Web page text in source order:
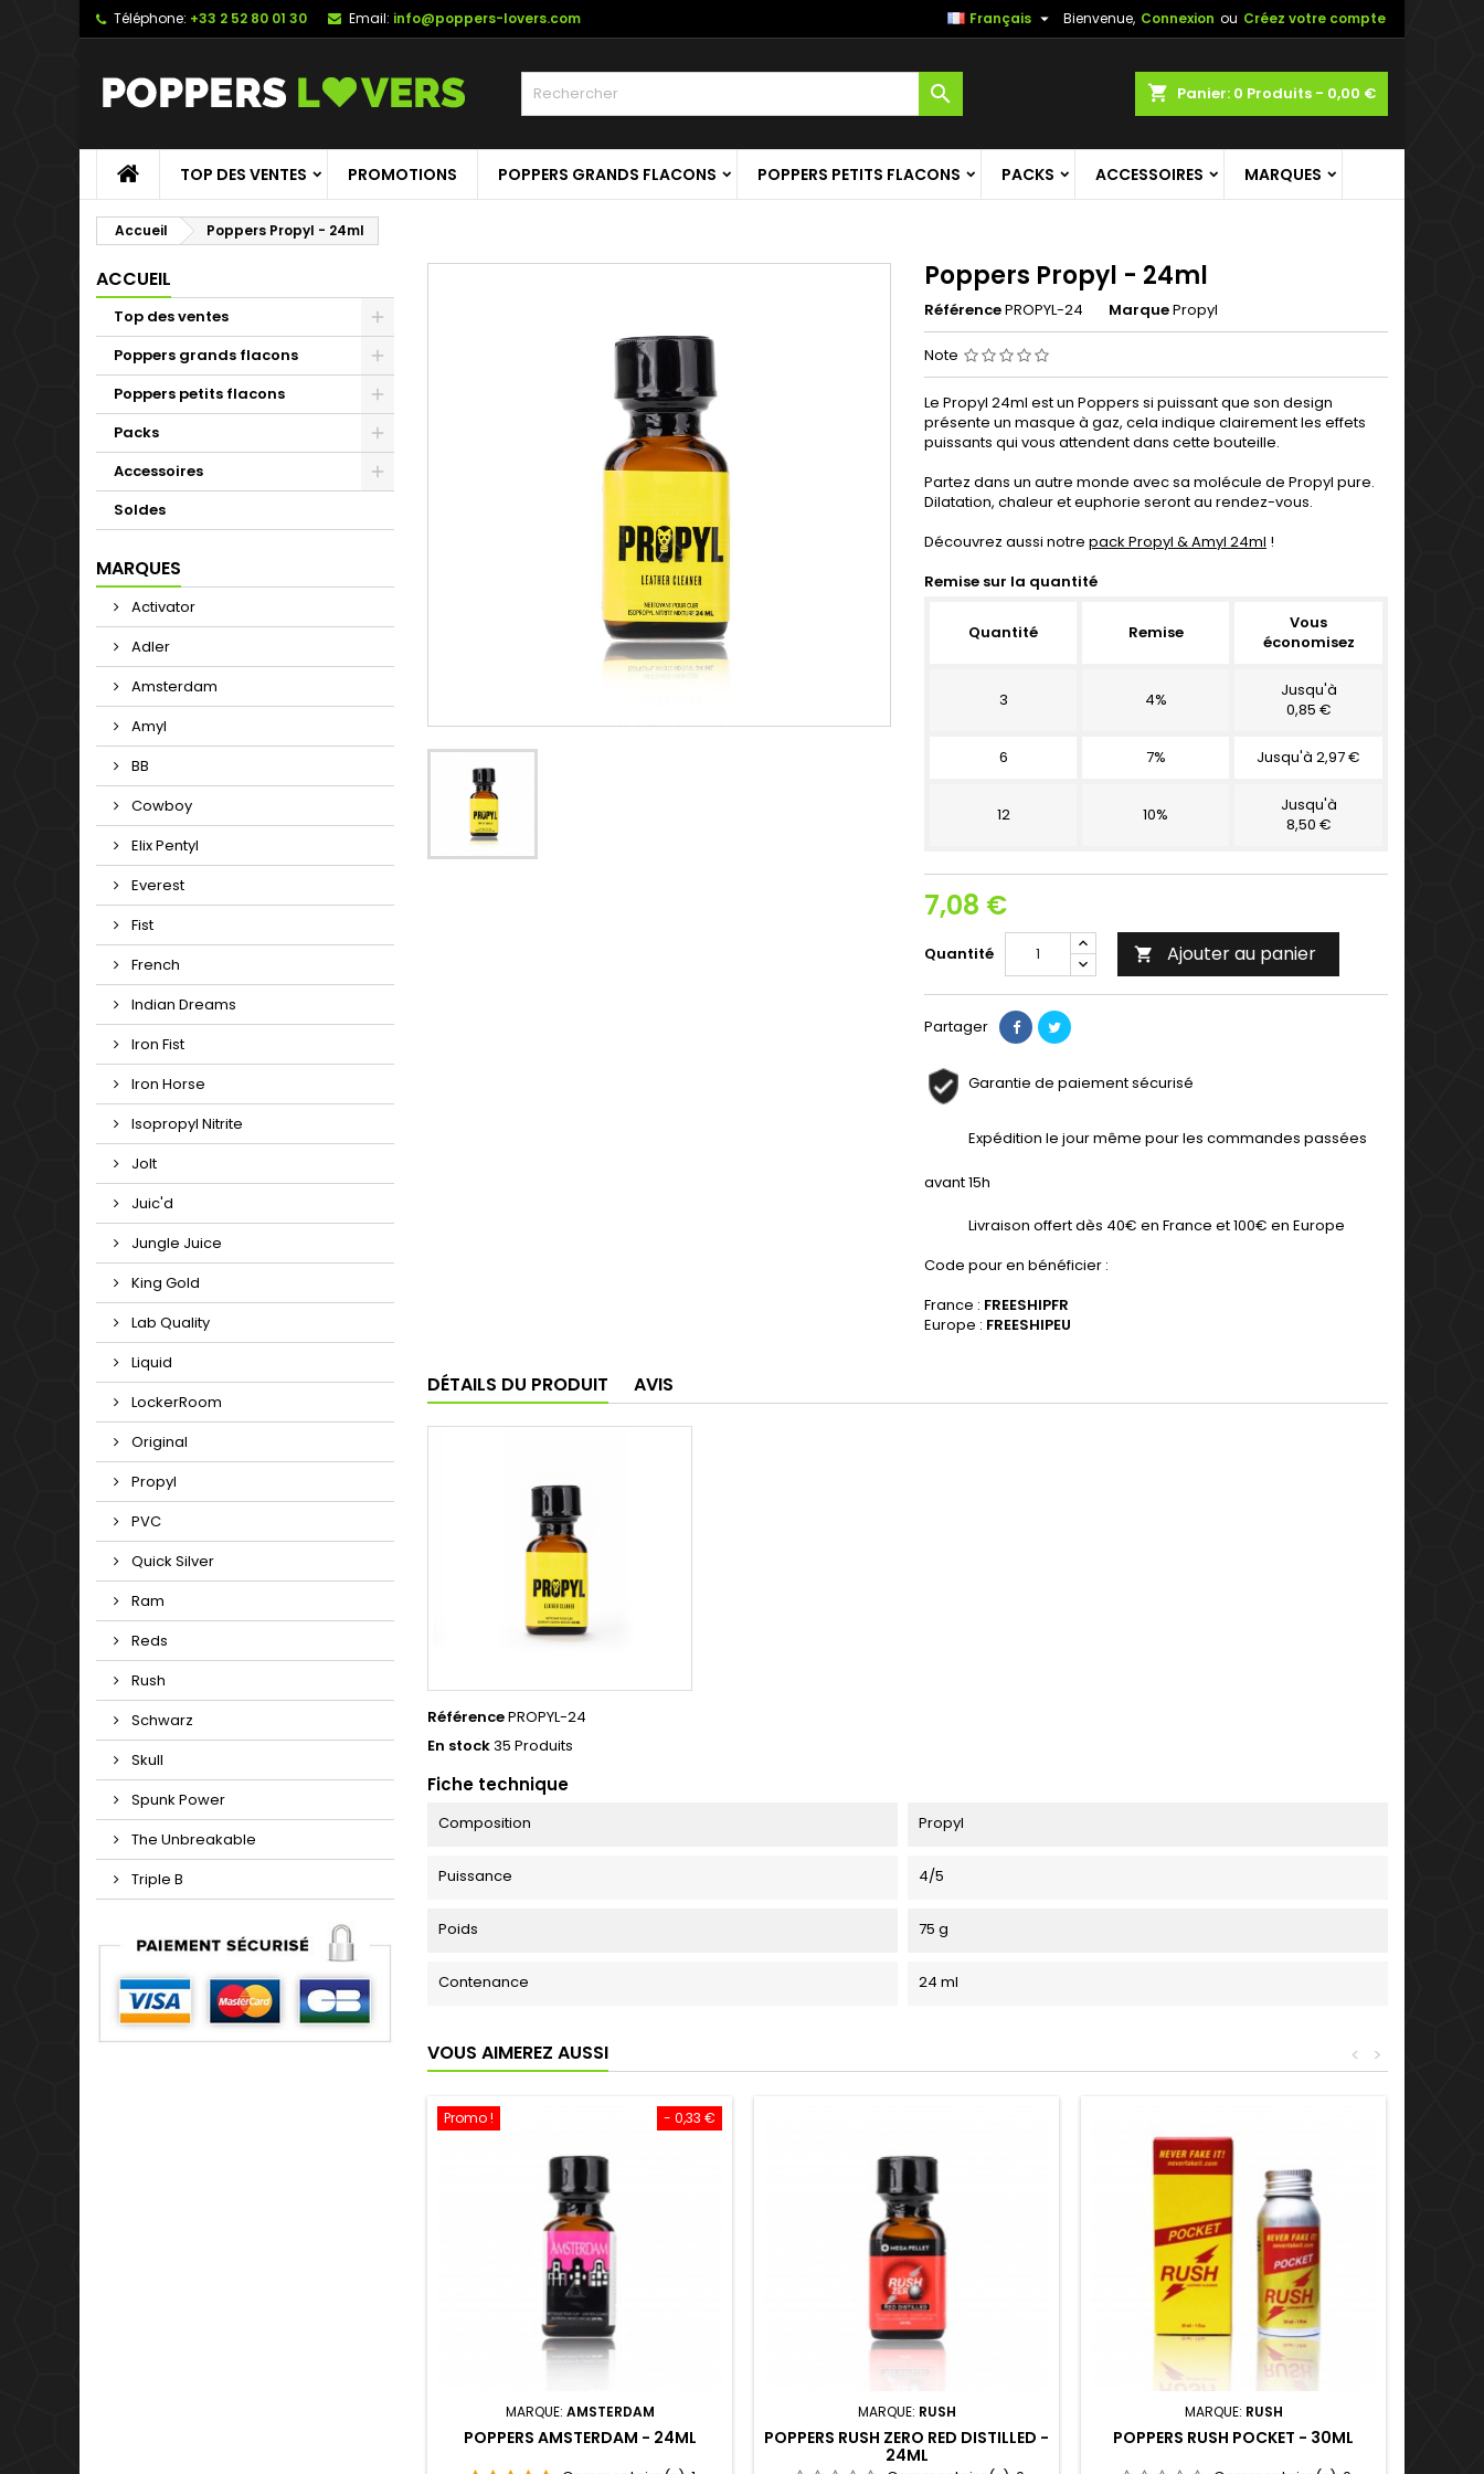
Téléphone: +33 2 52 80 01 30 Email: info@poppers-lovers.com Bienvenue, Connexion ou Créez votre compte
Français 
shopping_cart Panier: 0 Produits - 0,00 €

TOP DES VENTES PROMOTIONS POPPERS GRANDS FLACONS POPPERS PETITS FLACONS PACKS ACCESSOIRES MARQUES
Accueil Poppers Propyl - 24ml
ACCUEIL
Top des ventes
Poppers grands flacons
Poppers petits flacons
Packs
Accessoires
Soldes
MARQUES
Activator
Adler
Amsterdam
Amyl
BB
Cowboy
Elix Pentyl
Everest
Fist
French
Indian Dreams
Iron Fist
Iron Horse
Isopropyl Nitrite
Jolt
Juic'd
Jungle Juice
King Gold
Lab Quality
Liquid
LockerRoom
Original
Propyl
PVC
Quick Silver
Ram
Reds
Rush
Schwarz
Skull
Spunk Power
The Unbreakable
Triple B
Poppers Propyl - 24ml
RéférencePROPYL-24 MarquePropyl
Note
Le Propyl 24ml est un Poppers si puissant que son design
présente un masque à gaz, cela indique clairement les effets
puissants qui vous attendent dans cette bouteille.
Partez dans un autre monde avec sa molécule de Propyl pure.
Dilatation, chaleur et euphorie seront au rendez-vous.
Découvrez aussi notre pack Propyl & Amyl 24ml !
Remise sur la quantité
Quantité Remise
Vous
économisez
3 4%
Jusqu'à
0,85 €
6 7% Jusqu'à 2,97 €
12 10%
Jusqu'à
8,50 €
7,08 €
Quantité  Ajouter au panier
Partager
Garantie de paiement sécurisé
Expédition le jour même pour les commandes passées
avant 15h
Livraison offert dès 40€ en France et 100€ en Europe
Code pour en bénéficier :
France : FREESHIPFR
Europe : FREESHIPEU
DÉTAILS DU PRODUIT AVIS
RéférencePROPYL-24
En stock35 Produits
Fiche technique
Composition Propyl
Puissance 4/5
Poids 75 g
Contenance 24 ml
VOUS AIMEREZ AUSSI >
<
- 0,33 €
Promo !
MARQUE: AMSTERDAM
POPPERS AMSTERDAM - 24ML
MARQUE: RUSH
POPPERS RUSH ZERO RED DISTILLED -
24ML
MARQUE: RUSH
POPPERS RUSH POCKET - 30ML